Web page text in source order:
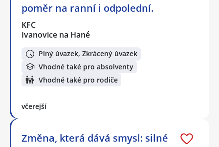
poměr na ranní i odpolední.
KFC
Ivanovice na Hané
Plný úvazek, Zkrácený úvazek
Vhodné také pro absolventy
Vhodné také pro rodiče
včerejší
Změna, která dává smysl: silné